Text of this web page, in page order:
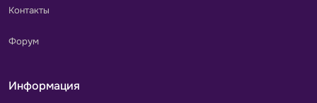
Контакты
Форум
Информация